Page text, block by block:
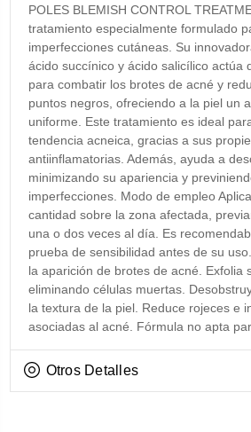
POLES BLEMISH CONTROL
tratamiento especialmente formulado
imperfecciones cutáneas. Su
ácido succínico y ácido salicílico actúa
para combatir los brotes de acné y
puntos negros, ofreciendo a la piel un
uniforme. Este tratamiento es ideal
tendencia acneica, gracias a sus
antiinflamatorias. Además, ayuda a
minimizando su apariencia y
imperfecciones. Modo de empleo
cantidad sobre la zona afectada,
una o dos veces al día. Es
prueba de sensibilidad antes de su
la aparición de brotes de acné. Exfolia
eliminando células muertas.
la textura de la piel. Reduce rojeces e
asociadas al acné. Fórmula no apta
Otros Detalles